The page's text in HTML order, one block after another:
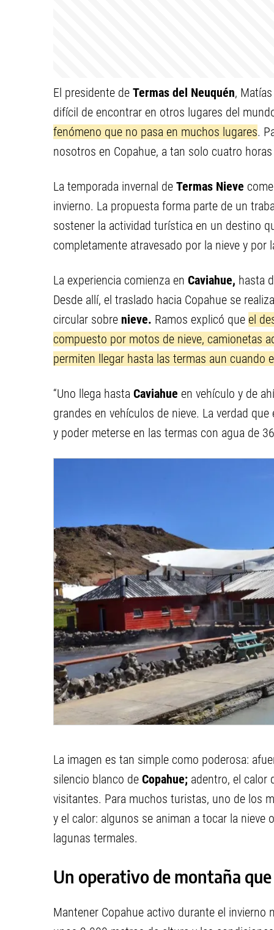
El presidente de Termas del Neuquén,
difícil de encontrar en otros lugares del
fenómeno que no pasa en muchos lugares.
nosotros en Copahue, a tan solo cuatro
La temporada invernal de Termas Nieve
invierno. La propuesta forma parte de un
sostener la actividad turística en un destino
completamente atravesado por la nieve y
La experiencia comienza en Caviahue, hasta
Desde allí, el traslado hacia Copahue se
circular sobre nieve. Ramos explicó que el
compuesto por motos de nieve, camionetas
permiten llegar hasta las termas aun cuando
“Uno llega hasta Caviahue en vehículo y de
grandes en vehículos de nieve. La verdad
y poder meterse en las termas con agua de
La imagen es tan simple como poderosa:
silencio blanco de Copahue; adentro, el calor
visitantes. Para muchos turistas, uno de los
y el calor: algunos se animan a tocar la
lagunas termales.
Un operativo de montaña
Mantener Copahue activo durante el invierno